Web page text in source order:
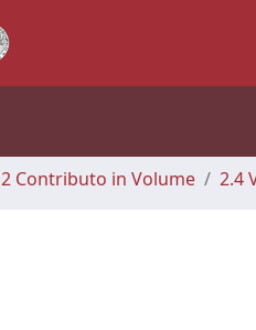
2 Contributo in Volume 2.4